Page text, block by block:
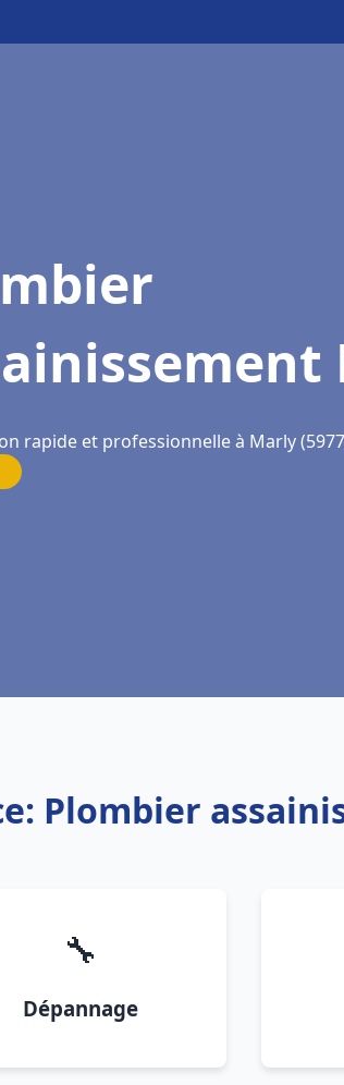
rapide et professionnelle à Marly
Plombier
🔧
Dépannage